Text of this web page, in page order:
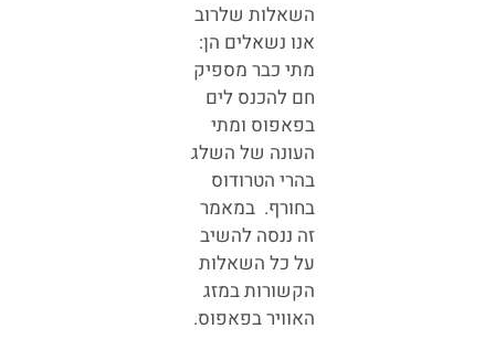
השאלות שלרוב
אנו נשאלים הן:
מתי כבר מספיק
חם להכנס לים
בפאפוס ומתי
העונה של השלג
בהרי הטרודוס
בחורף. במאמר
זה ננסה להשיב
על כל השאלות
הקשורות במזג
האוויר בפאפוס.